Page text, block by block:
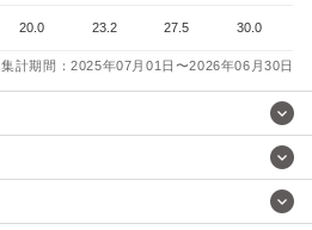
20.0 23.2 27.5 30.0
集計期間：2025年07月01日〜2026年06月30日